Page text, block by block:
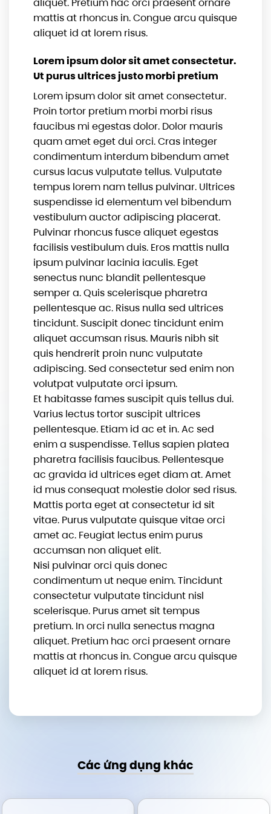
mattis at rhoncus in. Congue arcu quisque
aliquet id at lorem risus.
Lorem ipsum dolor sit amet consectetur.
Ut purus ultrices justo morbi pretium
Lorem ipsum dolor sit amet consectetur.
Proin tortor pretium morbi morbi risus
faucibus mi egestas dolor. Dolor mauris
quam amet eget dui orci. Cras integer
condimentum interdum bibendum amet
cursus lacus vulputate tellus. Vulputate
tempus lorem nam tellus pulvinar. Ultrices
suspendisse id elementum vel bibendum
vestibulum auctor adipiscing placerat.
Pulvinar rhoncus fusce aliquet egestas
facilisis vestibulum duis. Eros mattis nulla
ipsum pulvinar lacinia iaculis. Eget
senectus nunc blandit pellentesque
semper a. Quis scelerisque pharetra
pellentesque ac. Risus nulla sed ultrices
tincidunt. Suscipit donec tincidunt enim
aliquet accumsan risus. Mauris nibh sit
quis hendrerit proin nunc vulputate
adipiscing. Sed consectetur sed enim non
volutpat vulputate orci ipsum.
Et habitasse fames suscipit quis tellus dui.
Varius lectus tortor suscipit ultrices
pellentesque. Etiam id ac et in. Ac sed
enim a suspendisse. Tellus sapien platea
pharetra facilisis faucibus. Pellentesque
ac gravida id ultrices eget diam at. Amet
id mus consequat molestie dolor sed risus.
Mattis porta eget at consectetur id sit
vitae. Purus vulputate quisque vitae orci
amet ac. Feugiat lectus enim purus
accumsan non aliquet elit.
Nisi pulvinar orci quis donec
condimentum ut neque enim. Tincidunt
consectetur vulputate tincidunt nisl
scelerisque. Purus amet sit tempus
pretium. In orci nulla senectus magna
aliquet. Pretium hac orci praesent ornare
mattis at rhoncus in. Congue arcu quisque
aliquet id at lorem risus.
Các ứng dụng khác